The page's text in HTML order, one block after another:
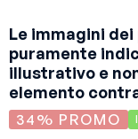
Le immagini
puramente
illustrativo e
elemento
34% PROMO